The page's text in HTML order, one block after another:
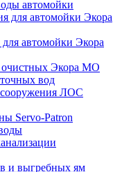
автомойки
для автомойки Экора
автомойки Экора
Экора МО
вод
ЛОС
Servo-Patron
и выгребных ям